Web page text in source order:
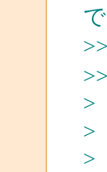
>
>
>